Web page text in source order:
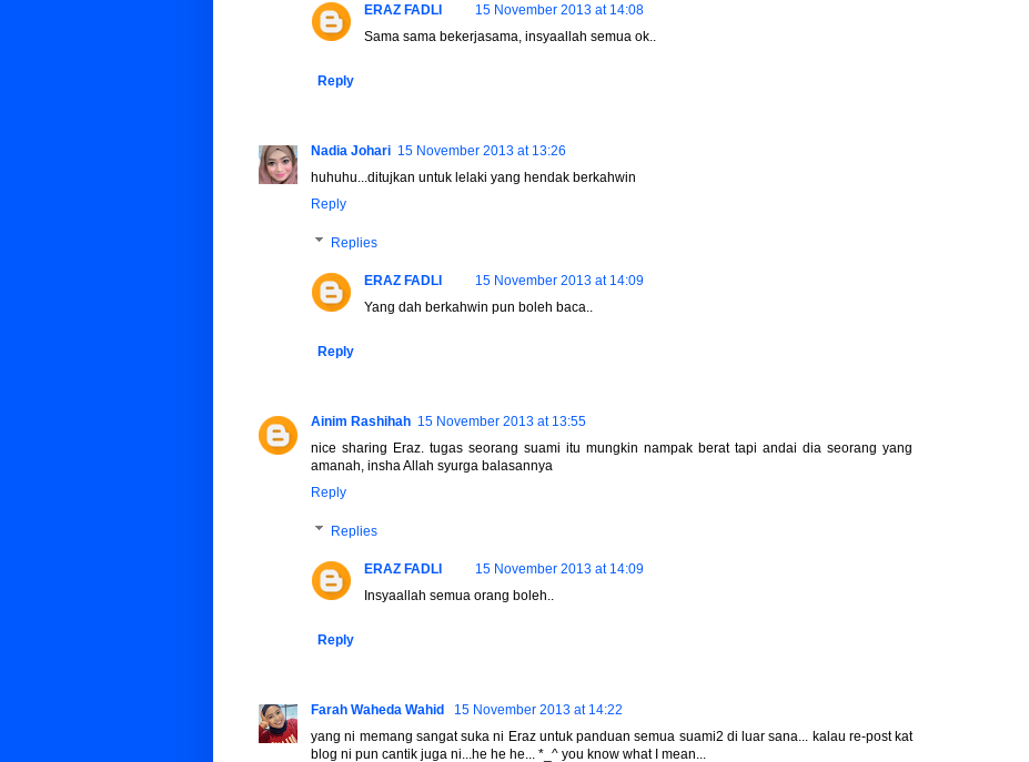
ERAZ FADLI
15 November 2013 at 14:08
Sama sama bekerjasama, insyaallah semua ok..
Reply
Nadia Johari 15 November 2013 at 13:26
huhuhu...ditujkan untuk lelaki yang hendak berkahwin
Reply
Replies
ERAZ FADLI
15 November 2013 at 14:09
Yang dah berkahwin pun boleh baca..
Reply
Ainim Rashihah 15 November 2013 at 13:55
nice sharing Eraz. tugas seorang suami itu mungkin nampak berat tapi andai dia seorang yang
amanah, insha Allah syurga balasannya
Reply
Replies
ERAZ FADLI
15 November 2013 at 14:09
Insyaallah semua orang boleh..
Reply
Farah Waheda Wahid
15 November 2013 at 14:22
yang ni memang sangat suka ni Eraz untuk panduan semua suami2 di luar sana... kalau re-post kat
blog ni pun cantik juga ni...he he he... *_^ you know what I mean...